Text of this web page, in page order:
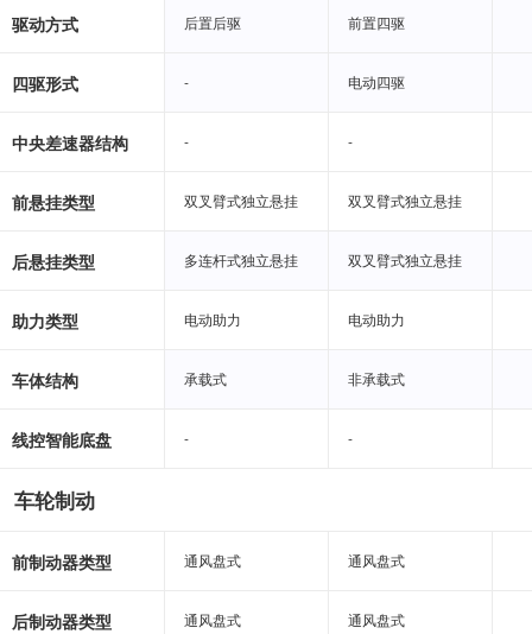
驱动方式 后置后驱 前置四驱
四驱形式 - 电动四驱
中央差速器结构 - -
前悬挂类型 双叉臂式独立悬挂 双叉臂式独立悬挂
后悬挂类型 多连杆式独立悬挂 双叉臂式独立悬挂
助力类型 电动助力 电动助力
车体结构 承载式 非承载式
线控智能底盘 - -
车轮制动
前制动器类型 通风盘式 通风盘式
后制动器类型 通风盘式 通风盘式
后置后驱 前置四驱
- 电动四驱
- -
双叉臂式独立悬挂 双叉臂式独立悬挂
多连杆式独立悬挂 双叉臂式独立悬挂
电动助力 电动助力
承载式 非承载式
- -
通风盘式 通风盘式
通风盘式 通风盘式